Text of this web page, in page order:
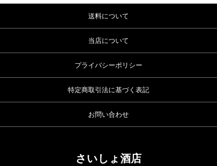
送料について
当店について
プライバシーポリシー
特定商取引法に基づく表記
お問い合わせ
さいしょ酒店